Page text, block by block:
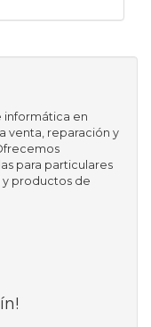
informática en
venta, reparación y
para particulares
y productos de